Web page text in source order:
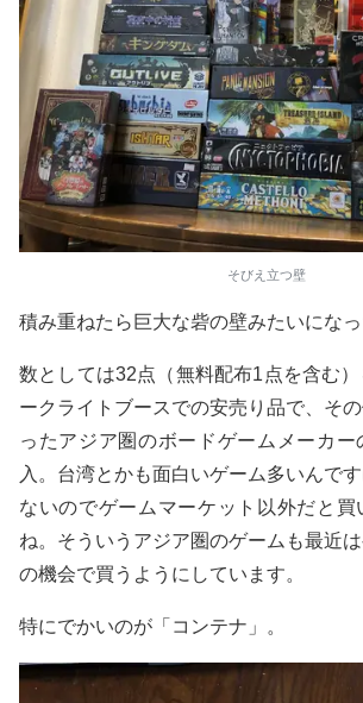
そびえ立つ壁
積み重ねたら巨大な砦の壁みたいになっ
数としては32点（無料配布1点を含む
ークライトブースでの安売り品で、そ
ったアジア圏のボードゲームメーカ
入。台湾とかも面白いゲーム多いんで
ないのでゲームマーケット以外だと買
ね。そういうアジア圏のゲームも最近
の機会で買うようにしています。
特にでかいのが「コンテナ」。